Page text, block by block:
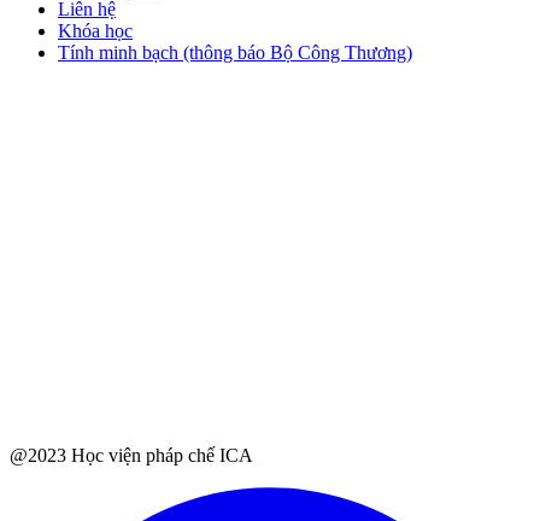
Liên hệ
Khóa học
Tính minh bạch (thông báo Bộ Công Thương)
@2023 Học viện pháp chế ICA